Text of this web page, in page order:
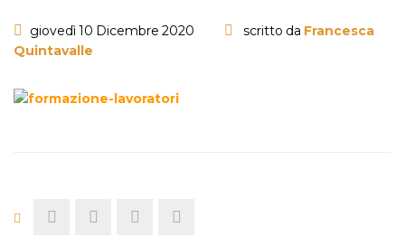
giovedì 10 Dicembre 2020 scritto da Francesca
Quintavalle